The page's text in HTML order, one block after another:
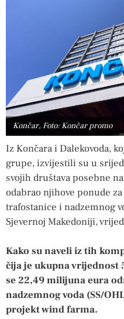
Končar, Foto: Končar promo
Iz Končara i Dalekovoda,
grupe, izvijestili su u
svojih društava posebne
odabrao njihove ponude
trafostanice i nadzemnog
Sjevernoj Makedoniji,
Kako su naveli iz tih
čija je ukupna vrijednost
se 22,49 milijuna eura
nadzemnog voda (SS/
projekt wind farma.